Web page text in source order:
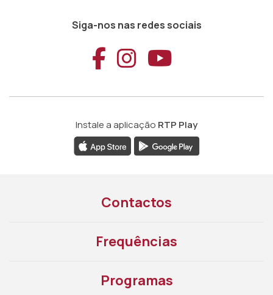
Siga-nos nas redes sociais
Aceder ao
Aceder ao
Aceder
Instale a aplicação RTP Play
Contactos
Frequências
Programas